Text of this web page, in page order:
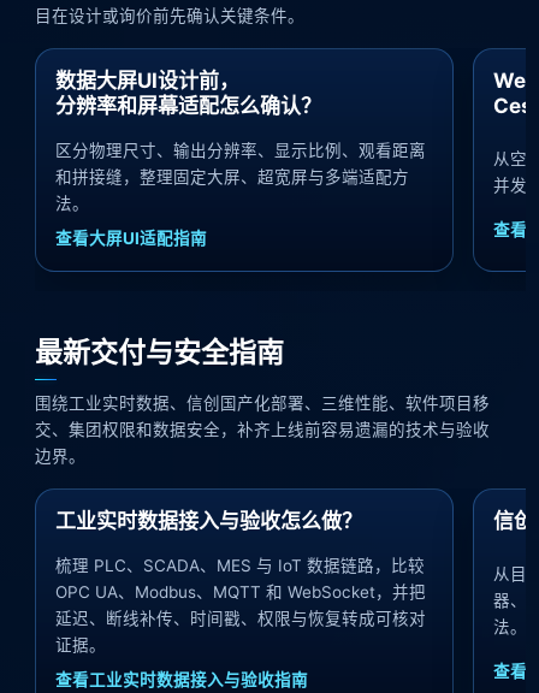
目在设计或询价前先确认关键条件。
数据大屏UI设计前，
分辨率和屏幕适配怎么确认？
区分物理尺寸、输出分辨率、显示比例、观看距离
和拼接缝，整理固定大屏、超宽屏与多端适配方
法。
查看大屏UI适配指南
从空
并发
查看
最新交付与安全指南
围绕工业实时数据、信创国产化部署、三维性能、软件项目移
交、集团权限和数据安全，补齐上线前容易遗漏的技术与验收
边界。
工业实时数据接入与验收怎么做？
梳理 PLC、SCADA、MES 与 IoT 数据链路，比较
OPC UA、Modbus、MQTT 和 WebSocket，并把
延迟、断线补传、时间戳、权限与恢复转成可核对
证据。
查看工业实时数据接入与验收指南
信创
从目
器、
法。
查看